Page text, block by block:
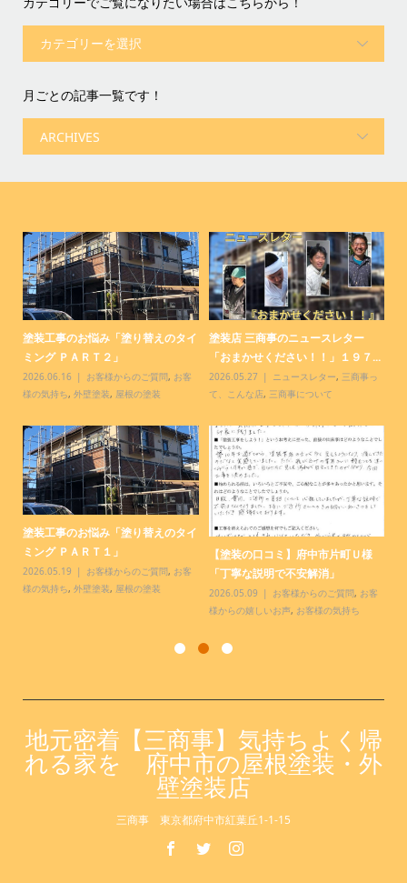
月ごとの記事一覧です！
塗装工事のお悩み「塗り替えのタイ
ミング ＰＡＲＴ２」
2026.06.16 お客様からのご質問, お客
様の気持ち, 外壁塗装, 屋根の塗装
塗装店 三商事のニュースレター
「おまかせください！！」１９７...
2026.05.27 ニュースレター, 三商事っ
て、こんな店, 三商事について
塗装工事のお悩み「塗り替えのタイ
ミング ＰＡＲＴ１」
2026.05.19 お客様からのご質問, お客
様の気持ち, 外壁塗装, 屋根の塗装
【塗装の口コミ】府中市片町Ｕ様
「丁寧な説明で不安解消」
2026.05.09 お客様からのご質問, お客
様からの嬉しいお声, お客様の気持ち
地元密着【三商事】気持ちよく帰
れる家を 府中市の屋根塗装・外
壁塗装店
三商事 東京都府中市紅葉丘1-1-15